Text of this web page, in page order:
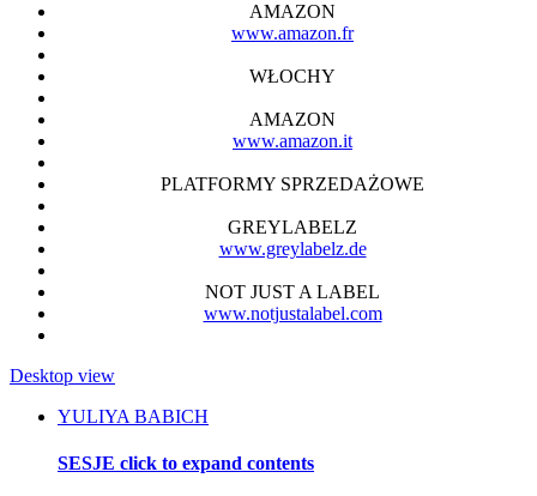
AMAZON
www.amazon.fr
WŁOCHY
AMAZON
www.amazon.it
PLATFORMY SPRZEDAŻOWE
GREYLABELZ
www.greylabelz.de
NOT JUST A LABEL
www.notjustalabel.com
Desktop view
YULIYA BABICH
SESJE click to expand contents